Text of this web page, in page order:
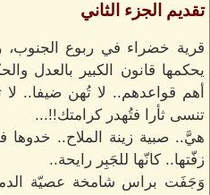
تقديم الجزء الثاني
قرية خضراء في ربوع الجنوب،
يحكمها قانون الكبير بالعدل
أهم قواعدهم.. لا تُهن ضيفا..
تنسى ثأرا فتُهدر كرامتك!!...
هيَّ.. صبية زينة الملاح.. خدوها
زفّتها.. كانّها للجَبِر رايحة..
وَجَفَت براس شامخة عصيّة